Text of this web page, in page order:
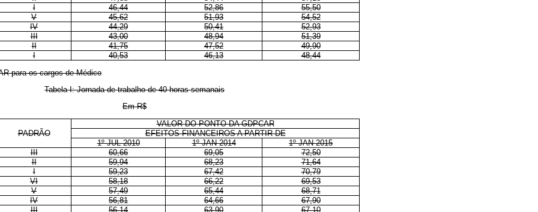
I
46,44 52,86 55,50
V 45,62 51,93
54,52
IV
44,29 50,41
52,93
III
43,00 48,94
51,39
II
41,75 47,52
49,90
I
40,53 46,13
48,44
para os cargos de Médico
Tabela I: Jornada de trabalho de 40 horas semanais
Em R$
PADRÃO
VALOR DO PONTO DA GDPCAR
EFEITOS FINANCEIROS A PARTIR DE
1º JUL 2010
1º JAN 2014 1º JAN 2015
III 60,66 69,05
72,50
II
59,94 68,23
71,64
I
59,23 67,42 70,79
VI 58,18 66,22
69,53
V
57,49 65,44
68,71
IV
56,81 64,66
67,90
III
56,14 63,90
67,10